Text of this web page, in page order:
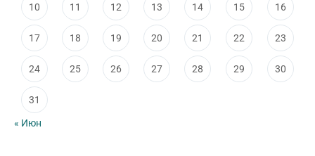
10 11 12 13 14 15 16
17 18 19 20 21 22 23
24 25 26 27 28 29 30
31
« Июн